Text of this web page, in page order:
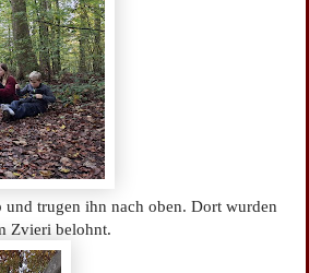
trugen ihn nach oben. Dort wurden
Zvieri belohnt.